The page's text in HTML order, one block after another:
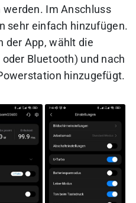
Im Anschluss
sehr einfach hinzufügen.
der App, wählt die
Bluetooth) und nach
hinzugefügt.